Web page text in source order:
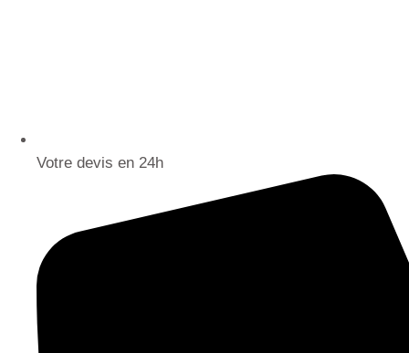
Votre devis en 24h